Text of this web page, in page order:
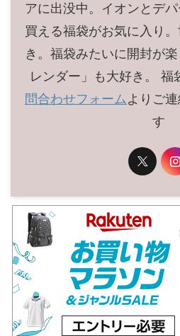
アに出没中。イオンとデ
買える福袋がお気に入り
き。福袋みたいに開封が
レンダー」も大好き。 福
問合わせフォームよりご
す